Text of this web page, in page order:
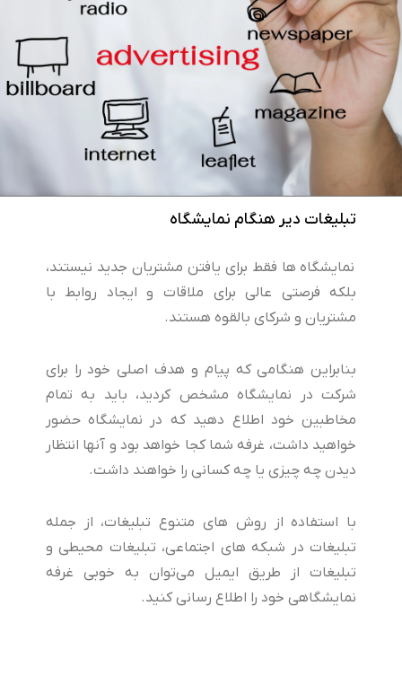
تبلیغات دیر هنگام نمایشگاه
نمایشگاه‌ ها فقط برای یافتن مشتریان جدید نیستند،
بلکه فرصتی عالی برای ملاقات و ایجاد روابط با
مشتریان و شرکای بالقوه هستند.
بنابراین هنگامی که پیام و هدف اصلی خود را برای
شرکت در نمایشگاه مشخص کردید، باید به تمام
مخاطبین خود اطلاع دهید که در نمایشگاه حضور
خواهید داشت، غرفه شما کجا خواهد بود و آنها انتظار
دیدن چه چیزی یا چه کسانی را خواهند داشت.
با استفاده از روش های متنوع تبلیغات، از جمله
تبلیغات در شبکه های اجتماعی، تبلیغات محیطی و
تبلیغات از طریق ایمیل می‌توان به خوبی غرفه
نمایشگاهی خود را اطلاع رسانی کنید.